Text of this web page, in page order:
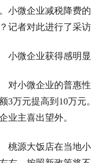
小微企业减税降费
记者对此进行了采访
微企业获得感明显
小微企业的普惠性
3万元提高到10万
业主喜出望外。
源大饭店在当地小